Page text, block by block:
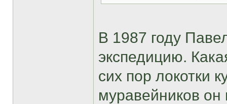
В 1987 году
экспедицию.
сих пор локотки
муравейников